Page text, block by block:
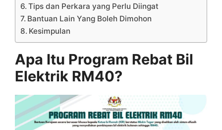
Tips dan Perkara yang Perlu Diingat
Bantuan Lain Yang Boleh Dimohon
Kesimpulan
Apa Itu Program Rebat Bil
Elektrik RM40?